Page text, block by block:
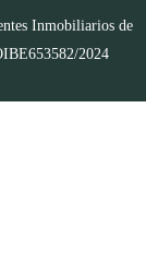
Inmobiliarios de
2024